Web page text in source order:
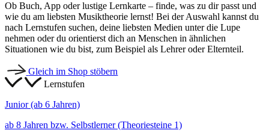
Ob Buch, App oder lustige Lernkarte – finde, was zu dir passt und
wie du am liebsten Musiktheorie lernst! Bei der Auswahl kannst du
nach Lernstufen suchen, deine liebsten Medien unter die Lupe
nehmen oder du orientierst dich an Menschen in ähnlichen
Situationen wie du bist, zum Beispiel als Lehrer oder Elternteil.
Gleich im Shop stöbern
Lernstufen
Junior (ab 6 Jahren)
ab 8 Jahren bzw. Selbstlerner (Theoriesteine 1)